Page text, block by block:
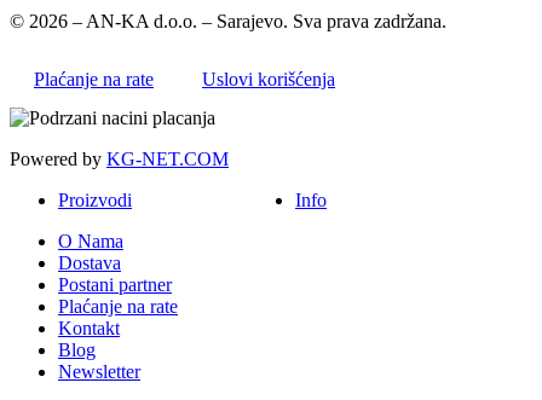
© 2026 – AN-KA d.o.o. – Sarajevo. Sva prava zadržana.
Plaćanje na rate Uslovi korišćenja
Powered by KG-NET.COM
Proizvodi
Info
O Nama
Dostava
Postani partner
Plaćanje na rate
Kontakt
Blog
Newsletter